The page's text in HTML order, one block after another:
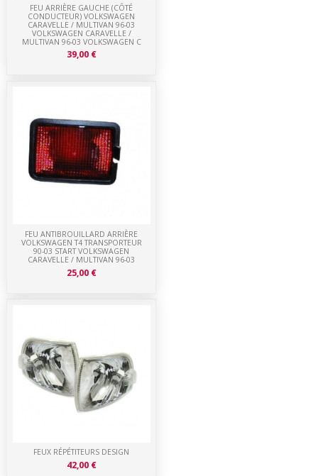
FEUX RÉPÉTITEURS DESIGN
42,00 €
FEU ANTIBROUILLARD ARRIÈRE
VOLKSWAGEN T4 TRANSPORTEUR
90-03 START VOLKSWAGEN
CARAVELLE / MULTIVAN 96-03
25,00 €
FEU ARRIÈRE GAUCHE (CÔTÉ
CONDUCTEUR) VOLKSWAGEN
CARAVELLE / MULTIVAN 96-03
VOLKSWAGEN CARAVELLE /
MULTIVAN 96-03 VOLKSWAGEN C
39,00 €